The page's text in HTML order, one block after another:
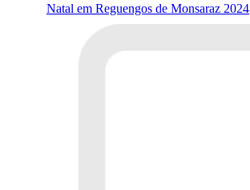
Natal em Reguengos de Monsaraz 2024